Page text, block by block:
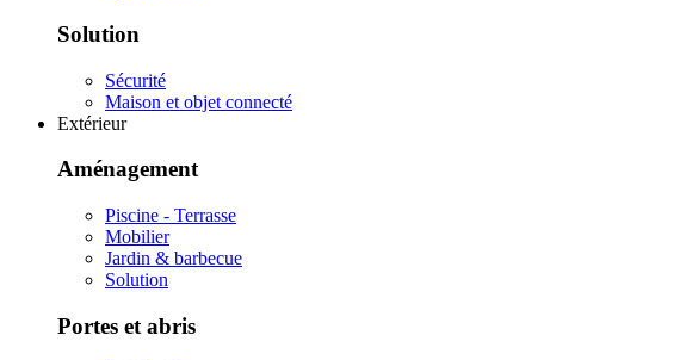
Solution
Sécurité
Maison et objet connecté
Extérieur
Aménagement
Piscine - Terrasse
Mobilier
Jardin & barbecue
Solution
Portes et abris